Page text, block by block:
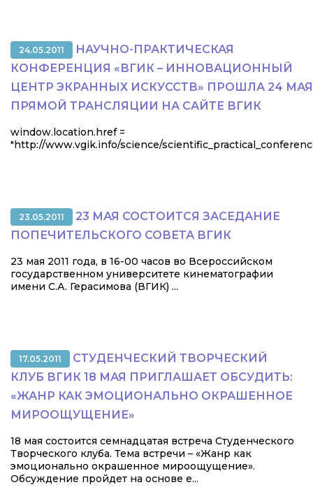
24.05.2011
НАУЧНО-ПРАКТИЧЕСКАЯ
КОНФЕРЕНЦИЯ «ВГИК – ИННОВАЦИОННЫЙ
ЦЕНТР ЭКРАННЫХ ИСКУССТВ» ПРОШЛА 24
ПРЯМОЙ ТРАНСЛЯЦИИ НА САЙТЕ ВГИК
window.location.href =
"http://www.vgik.info/science/
23.05.2011
23 МАЯ СОСТОИТСЯ ЗАСЕДАНИЕ
ПОПЕЧИТЕЛЬСКОГО СОВЕТА ВГИК
23 мая 2011 года, в 16-00 часов во Всероссийском
государственном университете кинематографии
имени С.А. Герасимова (ВГИК) ...
17.05.2011
СТУДЕНЧЕСКИЙ ТВОРЧЕСКИЙ
КЛУБ ВГИК 18 МАЯ ПРИГЛАШАЕТ ОБСУДИТЬ:
«ЖАНР КАК ЭМОЦИОНАЛЬНО ОКРАШЕННОЕ
МИРООЩУЩЕНИЕ»
18 мая состоится семнадцатая встреча Студенческого
Творческого клуба. Тема встречи – «Жанр как
эмоционально окрашенное мироощущение».
Обсуждение пройдет на основе е...